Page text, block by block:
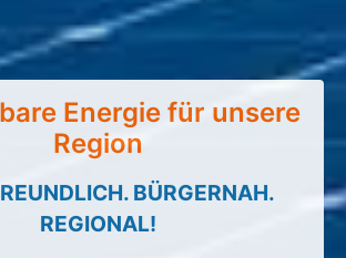
Energie für unsere
Region
BÜRGERNAH.
REGIONAL!